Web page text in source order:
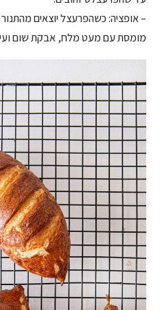
– אופציה: כשהפרעצל יוצאים
מומסת עם מעט מלח, אבקת שום